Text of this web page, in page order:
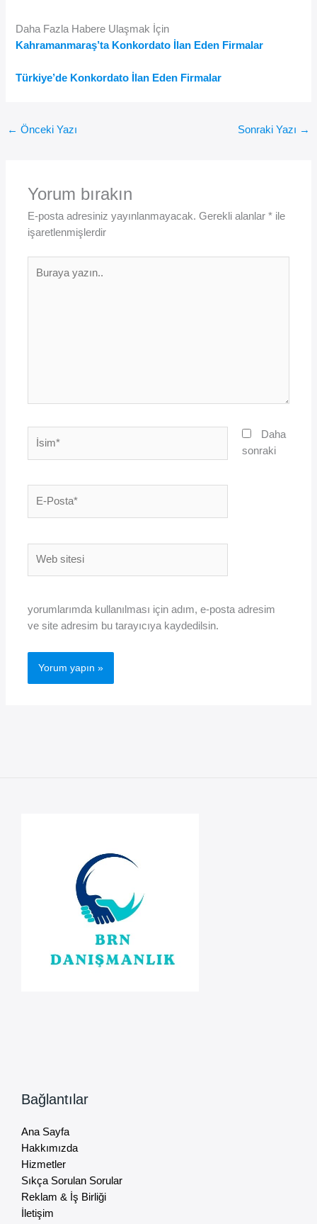
Daha Fazla Habere Ulaşmak İçin
Kahramanmaraş’ta Konkordato İlan Eden Firmalar
Türkiye’de Konkordato İlan Eden Firmalar
← Önceki Yazı Sonraki Yazı →
Yorum bırakın
E-posta adresiniz yayınlanmayacak. Gerekli alanlar* ile
işaretlenmişlerdir
yazın..
Posta*
sitesi
Daha
sonraki
yorumlarımda kullanılması için adım, e-posta adresim
ve site adresim bu tarayıcıya kaydedilsin.
Bağlantılar
Ana Sayfa
Hakkımızda
Hizmetler
Sıkça Sorulan Sorular
Reklam & İş Birliği
İletişim